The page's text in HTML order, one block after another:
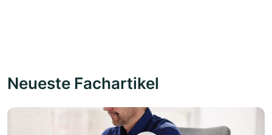
Neueste Fachartikel